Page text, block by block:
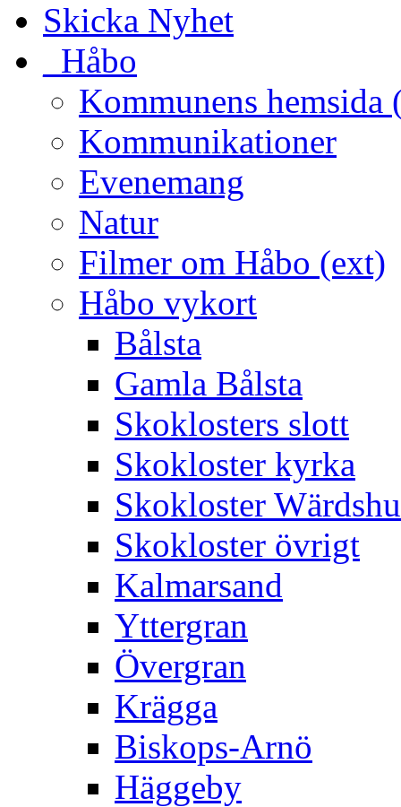
Skicka Nyhet
_Håbo
Kommunens hemsida
Kommunikationer
Evenemang
Natur
Filmer om Håbo (ext)
Håbo vykort
Bålsta
Gamla Bålsta
Skoklosters slott
Skokloster kyrka
Skokloster
Skokloster övrigt
Kalmarsand
Yttergran
Övergran
Krägga
Biskops-Arnö
Häggeby